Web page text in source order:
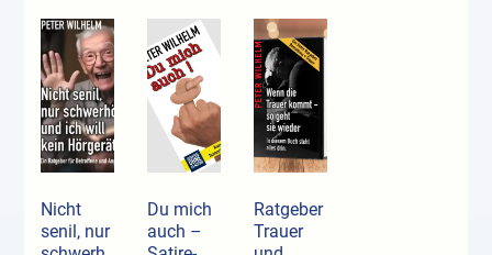
Nicht
senil, nur
Du mich
auch –
Ratgeber
Trauer